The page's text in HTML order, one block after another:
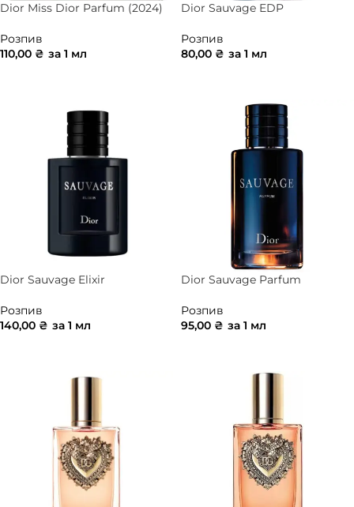
Dior Miss Dior Parfum (2024)
Розпив
110,00 ₴ за 1 мл
Dior Sauvage EDP
Розпив
80,00 ₴ за 1 мл
Dior Sauvage Elixir
Розпив
140,00 ₴ за 1 мл
Dior Sauvage Parfum
Розпив
95,00 ₴ за 1 мл